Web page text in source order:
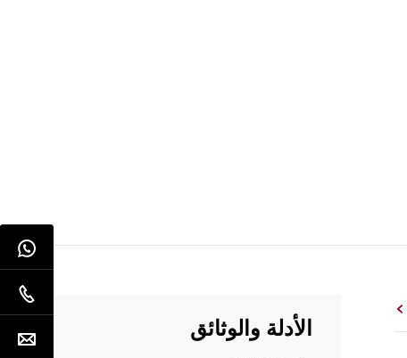
الأدلة والوثائق